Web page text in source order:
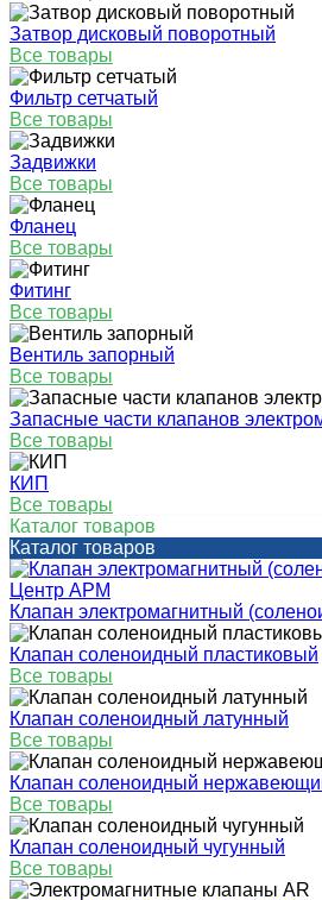
Затвор дисковый поворотный
Все товары
Фильтр сетчатый
Все товары
Задвижки
Все товары
Фланец
Все товары
Фитинг
Все товары
Вентиль запорный
Все товары
Запасные части клапанов
Все товары
КИП
Все товары
Каталог товаров
Каталог товаров
Клапан электромагнитный
Клапан соленоидный пластиковый
Все товары
Клапан соленоидный латунный
Все товары
Клапан соленоидный
Все товары
Клапан соленоидный чугунный
Все товары